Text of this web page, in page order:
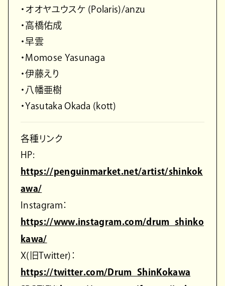
・オオヤユウスケ (Polaris)/anzu
・高橋佑成
・早雲
・Momose Yasunaga
・伊藤えり
・八幡亜樹
・Yasutaka Okada (kott)
各種リンク
HP:
https://penguinmarket.net/artist/shinkok
awa/
Instagram：
https://www.instagram.com/drum_shinko
kawa/
X(旧Twitter)：
https://twitter.com/Drum_ShinKokawa